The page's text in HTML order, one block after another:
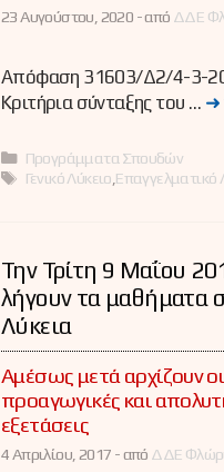
23 Αυγούστου, 2020 -από ΔΔΕ
Απόφαση 31603/Δ2/4-3-
Κριτήρια σύνταξης του … ➜
Κατηγορίες
Προγράμματα Σπουδών
Ετικέτες
Γενικό Λύκειο Επαγγελματικό
Την Τρίτη 9 Μαΐου
λήγουν τα μαθήματα
Λύκεια
Αμέσως μετά αρχίζουν οι
προαγωγικές και
εξετάσεις
4 Απριλίου, 2017 -από ΔΔΕ